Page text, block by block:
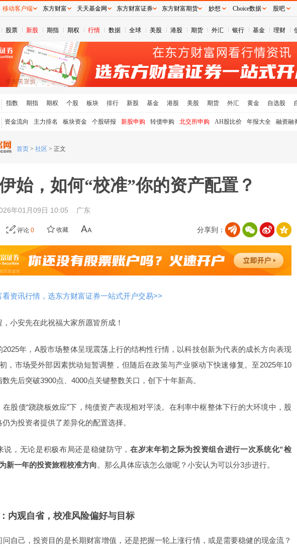
股票 新股 期指 期权 行情 数据 全球 美股 港股 期货 外汇 银行 基金 理财
指数 期指 期权 个股 板块 排行 新股 基金 港股 美股 期货 外汇 黄金 自选股
资金流向 主力排名 板块资金 个股研报 新股申购 转债申购 北交所申购 AH股比价 年报大全 融资融
首页 > 社区 > 正文
始，如何“校准”你的资产配置？
年01月09日 10:05 广东
分享到：
评论 0 收藏
看资讯行情，选东方财富证券一站式开户交易>>
，小安先在此祝福大家所愿皆所成！
2025年，A股市场整体呈现震荡上行的结构性行情，以科技创新为代表的成长方向表现
，市场受外部因素扰动短暂调整，但随后在政策与产业驱动下快速修复。至2025年10
数先后突破3900点、4000点关键整数关口，创下十年新高。
在股债“跷跷板效应”下，纯债资产表现相对平淡。在利率中枢整体下行的大环境中，股
为投资者提供了差异化的配置选择。
说，无论是积极布局还是稳健防守， 在岁末年初之际为投资组合进行一次系统化“检
新一年的投资旅程校准方向。那么具体应该怎么做呢？小安认为可以分3步进行。
内观自省，校准风险偏好与目标
问自己，投资目的是长期财富增值，还是把握一轮上涨行情，或是需要稳健的现金流？
移动客户端 东方财富 天天基金网 东方财富证券 东方财富期货 妙想 Choice数据 股吧